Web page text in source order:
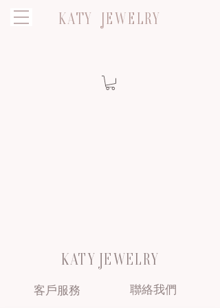
KATY JEWELRY
KATY JEWELRY
客戶服務 聯絡我們